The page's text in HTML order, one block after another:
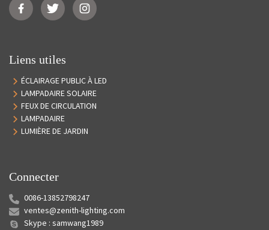
Liens utiles
ÉCLAIRAGE PUBLIC À LED
LAMPADAIRE SOLAIRE
FEUX DE CIRCULATION
LAMPADAIRE
LUMIÈRE DE JARDIN
Connecter
0086-13852798247
ventes@zenith-lighting.com
Skype : samwang1989